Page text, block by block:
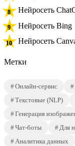
Нейросеть
Нейросеть Bing
Нейросеть
Метки
Онлайн-сервис
Текстовые (NLP)
Генерация
Чат-боты
Для
Аналитика данных